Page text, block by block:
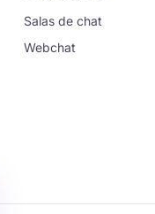
Salas de chat
Webchat